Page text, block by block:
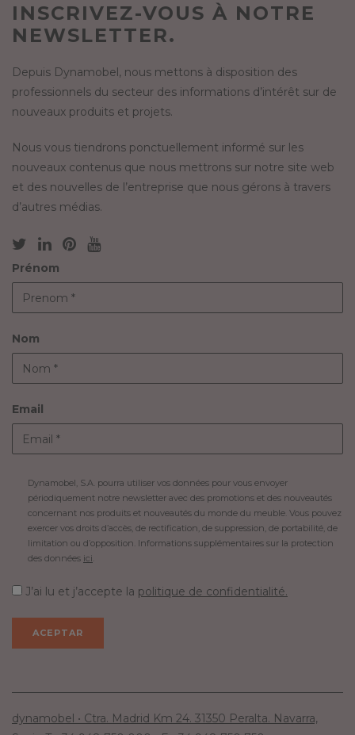
INSCRIVEZ-VOUS À NOTRE
NEWSLETTER.
Depuis Dynamobel, nous mettons à disposition des
professionnels du secteur des informations d’intérêt sur de
nouveaux produits et projets.
Nous vous tiendrons ponctuellement informé sur les
nouveaux contenus que nous mettrons sur notre site web
et des nouvelles de l’entreprise que nous gérons à travers
d’autres médias.
Prénom
Nom
Email
Dynamobel, S.A. pourra utiliser vos données pour vous envoyer
périodiquement notre newsletter avec des promotions et des nouveautés
concernant nos produits et nouveautés du monde du meuble. Vous pouvez
exercer vos droits d’accès, de rectification, de suppression, de portabilité, de
limitation ou d’opposition. Informations supplémentaires sur la protection
des données ici
J’ai lu et j’accepte la politique de confidentialité.
dynamobel • Ctra. Madrid Km 24. 31350 Peralta. Navarra,